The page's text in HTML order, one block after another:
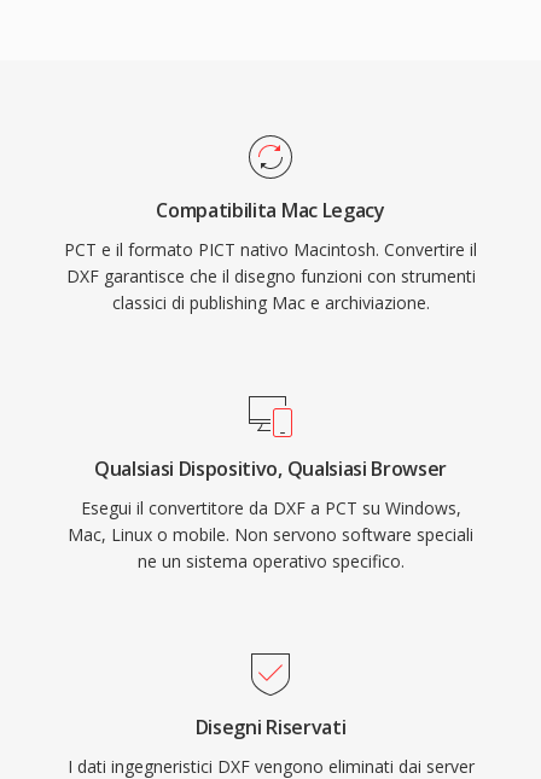
Compatibilita Mac Legacy
PCT e il formato PICT nativo Macintosh. Convertire il
DXF garantisce che il disegno funzioni con strumenti
classici di publishing Mac e archiviazione.
Qualsiasi Dispositivo, Qualsiasi Browser
Esegui il convertitore da DXF a PCT su Windows,
Mac, Linux o mobile. Non servono software speciali
ne un sistema operativo specifico.
Disegni Riservati
I dati ingegneristici DXF vengono eliminati dai server